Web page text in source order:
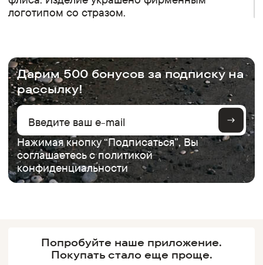
логотипом со стразом.
Дарим 500 бонусов за подписку на
рассылку!
Нажимая кнопку “Подписаться”, Вы
соглашаетесь сполитикой
конфиденциальности
Попробуйте наше приложение.
Покупатьстало еще проще.